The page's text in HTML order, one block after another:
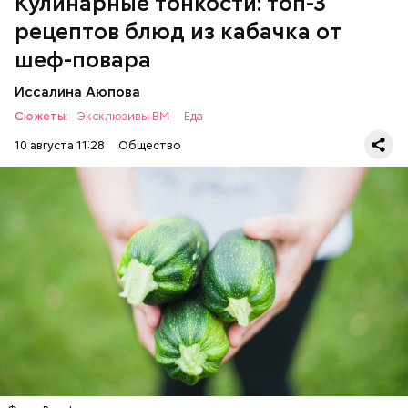
рецептов блюд из кабачка от
шеф-повара
Иссалина Аюпова
Сюжеты: Эксклюзивы ВМ
Еда
10 августа 11:28
Общество
Что понадобится:
РЕЦЕПТЫ
Ингредиенты